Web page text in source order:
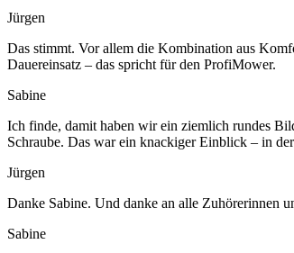
Jürgen
Das stimmt. Vor allem die Kombination aus
Dauereinsatz – das spricht für den ProfiMower.
Sabine
Ich finde, damit haben wir ein ziemlich rundes
Schraube. Das war ein knackiger Einblick – in
Jürgen
Danke Sabine. Und danke an alle Zuhörerinnen
Sabine